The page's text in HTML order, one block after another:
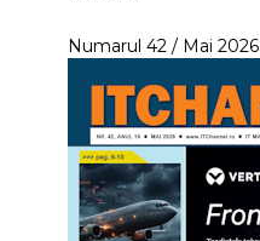
Numarul 42 / Mai 2026